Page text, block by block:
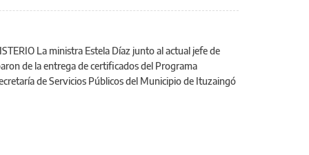
La ministra Estela Díaz junto al actual jefe de
de la entrega de certificados del Programa
de Servicios Públicos del Municipio de Ituzaingó